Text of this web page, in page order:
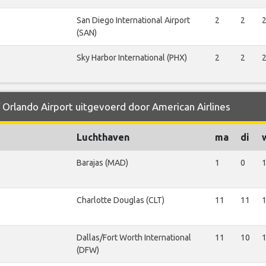
San Diego International Airport
(SAN)
2 2 2
Sky Harbor International (PHX) 2 2 2
Airport uitgevoerd door American Airlines
Luchthaven ma di
Barajas (MAD) 1 0 1
Charlotte Douglas (CLT) 11 11
Dallas/Fort Worth International
(DFW)
11 10